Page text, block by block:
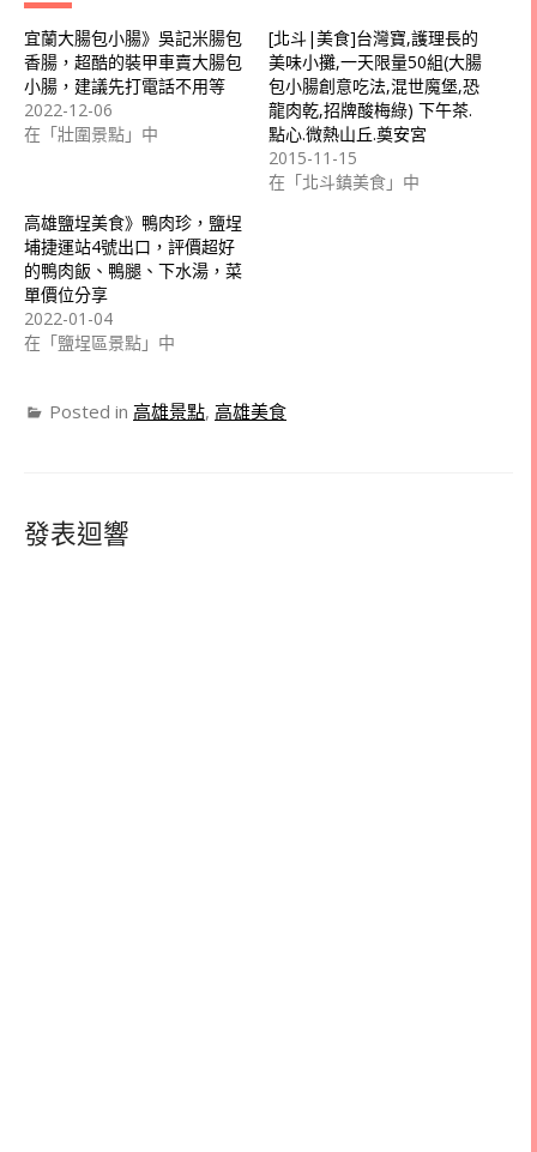
宜蘭大腸包小腸》吳記米腸包
香腸，超酷的裝甲車賣大腸包
小腸，建議先打電話不用等
2022-12-06
在「壯圍景點」中
[北斗|美食]台灣寶,護理長的
美味小攤,一天限量50組(大腸
包小腸創意吃法,混世魔堡,恐
龍肉乾,招牌酸梅綠) 下午茶.
點心.微熱山丘.奠安宮
2015-11-15
在「北斗鎮美食」中
高雄鹽埕美食》鴨肉珍，鹽埕
埔捷運站4號出口，評價超好
的鴨肉飯、鴨腿、下水湯，菜
單價位分享
2022-01-04
在「鹽埕區景點」中
Posted in 高雄景點, 高雄美食
發表迴響